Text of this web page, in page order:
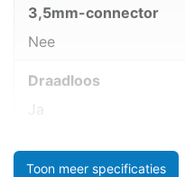
3,5mm-connector
Nee
Draadloos
Ja
Toon meer specificaties